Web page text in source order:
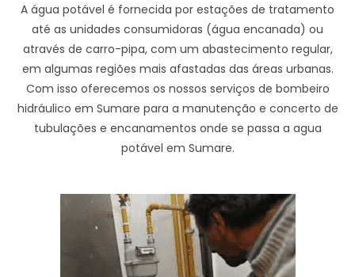
A água potável é fornecida por estações de tratamento
até as unidades consumidoras (água encanada) ou
através de carro-pipa, com um abastecimento regular,
em algumas regiões mais afastadas das áreas urbanas.
Com isso oferecemos os nossos serviços de bombeiro
hidráulico em Sumare para a manutenção e concerto de
tubulações e encanamentos onde se passa a agua
potável em Sumare.